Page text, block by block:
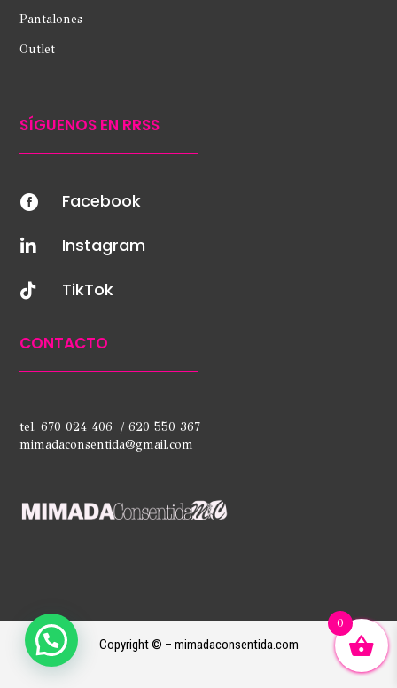
Pantalones
Outlet
SÍGUENOS EN RRSS
 Facebook
 Instagram
 TikTok
CONTACTO
tel. 670 024 406 / 620 550 367
mimadaconsentida@gmail.com
Copyright © – mimadaconsentida.com
0